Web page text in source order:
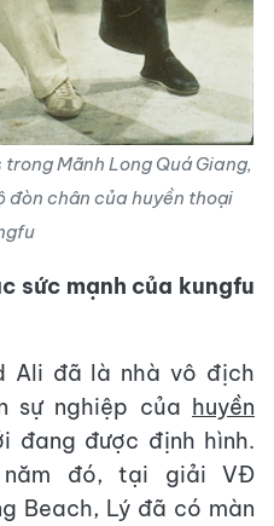
Mãnh Long Quá Giang,
đòn chân của huyền thoại
sức mạnh của kungfu
Ali đã là nhà vô địch
sự nghiệp của huyền
đang được định hình.
năm đó, tại giải VĐ
Beach, Lý đã có màn